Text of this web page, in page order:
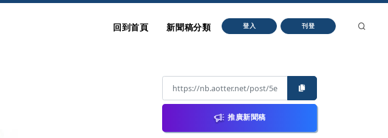
回到首頁 新聞稿分類 登入 刊登
推廣新聞稿